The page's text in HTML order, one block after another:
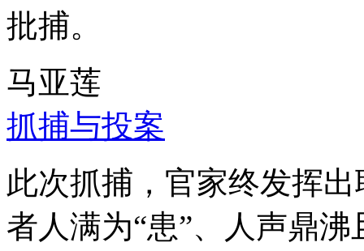
批捕。
马亚莲
抓捕与投案
此次抓捕，官家终发挥
者人满为“患”、人声鼎